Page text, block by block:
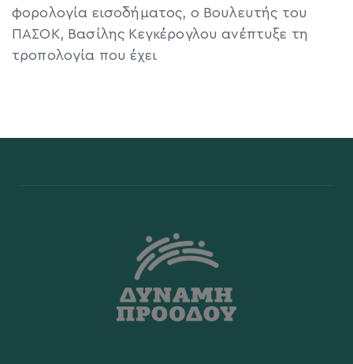
φορολογία εισοδήματος, ο Βουλευτής του
ΠΑΣΟΚ, Βασίλης Κεγκέρογλου ανέπτυξε τη
τροπολογία που έχει